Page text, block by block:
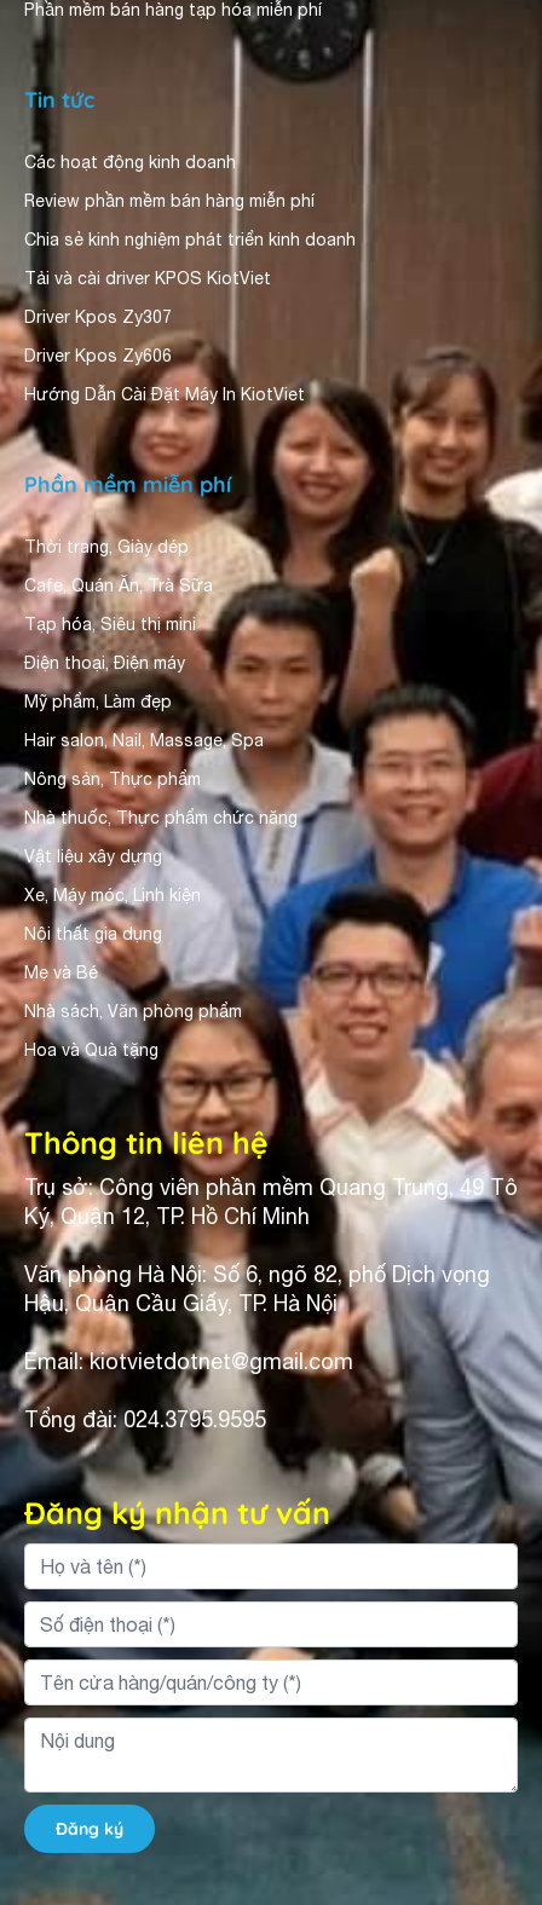
Phần mềm bán hàng tạp hóa miễn phí
Tin tức
Các hoạt động kinh doanh
Review phần mềm bán hàng miễn phí
Chia sẻ kinh nghiệm phát triển kinh doanh
Tải và cài driver KPOS KiotViet
Driver Kpos Zy307
Driver Kpos Zy606
Hướng Dẫn Cài Đặt Máy In KiotViet
Phần mềm miễn phí
Thời trang, Giày dép
Cafe, Quán Ăn, Trà Sữa
Tạp hóa, Siêu thị mini
Điện thoại, Điện máy
Mỹ phẩm, Làm đẹp
Hair salon, Nail, Massage, Spa
Nông sản, Thực phẩm
Nhà thuốc, Thực phẩm chức năng
Vật liệu xây dựng
Xe, Máy móc, Linh kiện
Nội thất gia dụng
Mẹ và Bé
Nhà sách, Văn phòng phẩm
Hoa và Quà tặng
Thông tin liên hệ
Trụ sở: Công viên phần mềm Quang Trung, 49 Tô
Ký, Quận 12, TP. Hồ Chí Minh
Văn phòng Hà Nội: Số 6, ngõ 82, phố Dịch vọng
Hậu, Quận Cầu Giấy, TP. Hà Nội
Email: kiotvietdotnet@gmail.com
Tổng đài: 024.3795.9595
Đăng ký nhận tư vấn
Đăng ký